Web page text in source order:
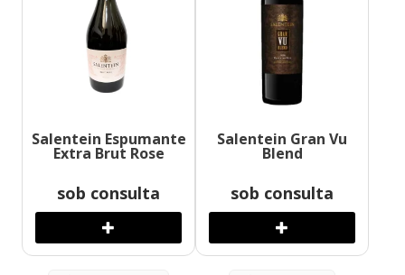
Salentein Espumante
Extra Brut Rose
sob consulta
Salentein Gran Vu
Blend
sob consulta